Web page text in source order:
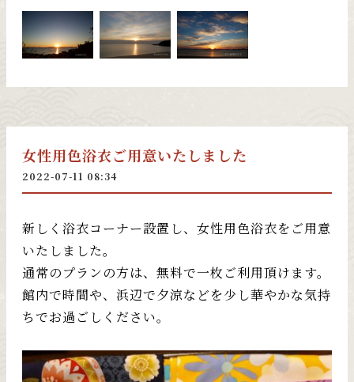
女性用色浴衣ご用意いたしました
2022-07-11 08:34
新しく浴衣コーナー設置し、女性用色浴衣をご用意
いたしました。
通常のプランの方は、無料で一枚ご利用頂けます。
館内で時間や、浜辺で夕涼などを少し華やかな気持
ちでお過ごしください。